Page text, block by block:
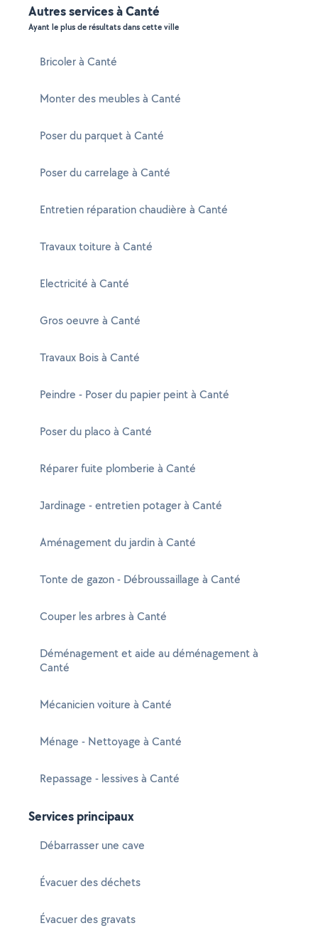
Autres services à Canté
Ayant le plus de résultats dans cette ville
Bricoler à Canté
Monter des meubles à Canté
Poser du parquet à Canté
Poser du carrelage à Canté
Entretien réparation chaudière à Canté
Travaux toiture à Canté
Electricité à Canté
Gros oeuvre à Canté
Travaux Bois à Canté
Peindre - Poser du papier peint à Canté
Poser du placo à Canté
Réparer fuite plomberie à Canté
Jardinage - entretien potager à Canté
Aménagement du jardin à Canté
Tonte de gazon - Débroussaillage à Canté
Couper les arbres à Canté
Déménagement et aide au déménagement à
Canté
Mécanicien voiture à Canté
Ménage - Nettoyage à Canté
Repassage - lessives à Canté
Services principaux
Débarrasser une cave
Évacuer des déchets
Évacuer des gravats